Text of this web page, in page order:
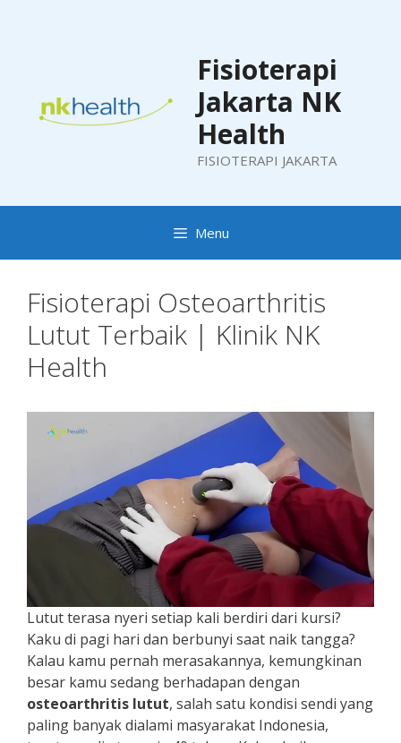
Fisioterapi
Jakarta NK
Health
FISIOTERAPI JAKARTA
Menu
Fisioterapi Osteoarthritis
Lutut Terbaik | Klinik NK
Health
Lutut terasa nyeri setiap kali berdiri dari kursi?
Kaku di pagi hari dan berbunyi saat naik tangga?
Kalau kamu pernah merasakannya, kemungkinan
besar kamu sedang berhadapan dengan
osteoarthritis lutut, salah satu kondisi sendi yang
paling banyak dialami masyarakat Indonesia,